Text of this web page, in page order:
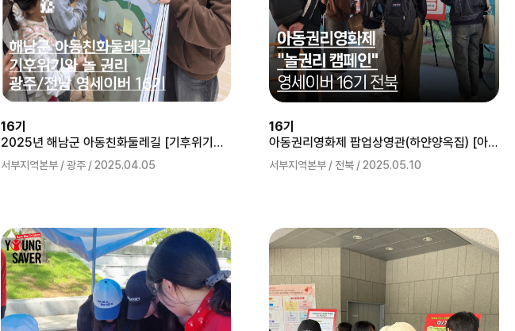
16기
2025년 해남군 아동친화둘레길 [기후위기와 놀 권리] 부스 운영
서부지역본부 / 광주 / 2025.04.05
16기
아동권리영화제 팝업상영관(하얀양옥집) [아동의 놀권리] 캠페인 운영
서부지역본부 / 전북 / 2025.05.10